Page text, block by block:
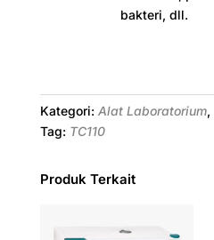
bakteri, dll.
Kategori: Alat Laboratorium,
Tag: TC110
Produk Terkait